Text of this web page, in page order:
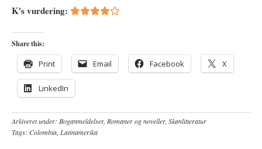
K's vurdering:
Share this:
Print Email Facebook X
LinkedIn
Arkiveret under: Boganmeldelser, Romaner og noveller, Skønlitteratur
Tags: Colombia Latinamerika